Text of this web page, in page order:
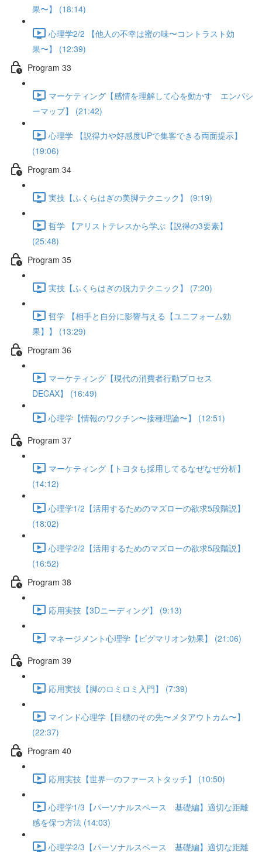
果〜】 (18:14)
心理学2/2 【他人の不幸は蜜の味〜コントラスト効
果〜】 (12:39)
Program 33
マーケティング【感情を理解して心を動かす エンパシ
ーマップ】 (21:42)
心理学 【説得力や好感度UPで集客できる両面提示】
(19:06)
Program 34
実技【ふくらはぎの美脚テクニック】 (9:19)
哲学 【アリストテレスから学ぶ【説得の3要素】
(25:48)
Program 35
実技【ふくらはぎの脱力テクニック】 (7:20)
哲学 【相手と自分に影響与える【ユニフォーム効
果】】 (13:29)
Program 36
マーケティング【現代の消費者行動プロセス
DECAX】 (16:49)
心理学【情報のワクチン〜接種理論〜】 (12:51)
Program 37
マーケティング【トヨタも採用してるなぜなぜ分析】
(14:12)
心理学1/2【活用するためのマズローの欲求5段階説】
(18:02)
心理学2/2【活用するためのマズローの欲求5段階説】
(16:52)
Program 38
応用実技【3Dニーディング】 (9:13)
マネージメント心理学【ピグマリオン効果】 (21:06)
Program 39
応用実技【脚のロミロミ入門】 (7:39)
マインド心理学【目標のその先〜メタアウトカム〜】
(22:37)
Program 40
応用実技【世界一のファーストタッチ】 (10:50)
心理学1/3【パーソナルスペース 基礎編】適切な距離
感を保つ方法 (14:03)
心理学2/3【パーソナルスペース 基礎編】適切な距離